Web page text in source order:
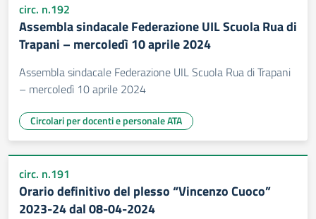
circ. n.192
Assembla sindacale Federazione UIL Scuola Rua di
Trapani – mercoledì 10 aprile 2024
Assembla sindacale Federazione UIL Scuola Rua di Trapani
– mercoledì 10 aprile 2024
Circolari per docenti e personale ATA
circ. n.191
Orario definitivo del plesso “Vincenzo Cuoco”
2023-24 dal 08-04-2024